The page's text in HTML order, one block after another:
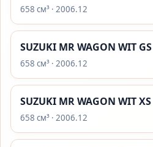
658 см³ · 2006.12
SUZUKI MR WAGON WIT GS
658 см³ · 2006.12
SUZUKI MR WAGON WIT XS
658 см³ · 2006.12